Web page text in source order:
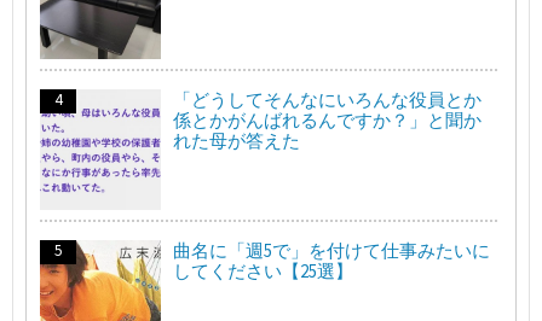
「どうしてそんなにいろんな役員とか
係とかがんばれるんですか？」と聞か
れた母が答えた
曲名に「週5で」を付けて仕事みたいに
してください【25選】